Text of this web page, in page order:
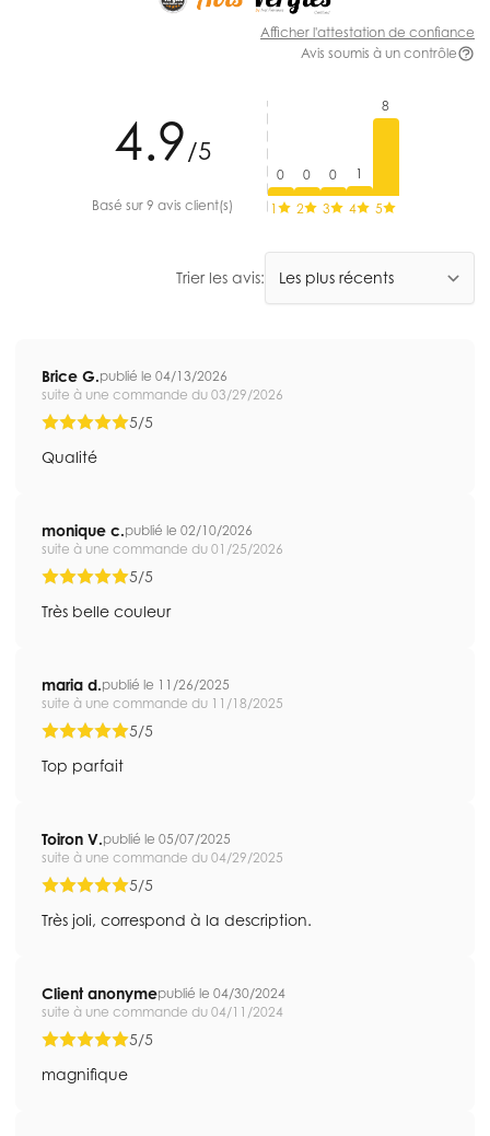
Afficher l'attestation de confiance
Avis soumis à un contrôle
4.9/5
Basé sur 9 avis client(s)
0
1
0
2
0
3
1
4
8
5
Trier les avis:
Brice G.publié le 04/13/2026
suite à une commande du 03/29/2026
5/5
Qualité
monique c.publié le 02/10/2026
suite à une commande du 01/25/2026
5/5
Très belle couleur
maria d.publié le 11/26/2025
suite à une commande du 11/18/2025
5/5
Top parfait
Toiron V.publié le 05/07/2025
suite à une commande du 04/29/2025
5/5
Très joli, correspond à la description.
Client anonymepublié le 04/30/2024
suite à une commande du 04/11/2024
5/5
magnifique